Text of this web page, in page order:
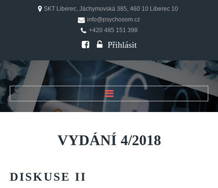
SKT Liberec, Jáchymovská 385, 460 10 Liberec 10
info@psychosom.cz
+420 485 151 398
Přihlásit
ÚVOD
O ČASOPISU
Historie
VYDÁNÍ 4/2018
DISKUSE II